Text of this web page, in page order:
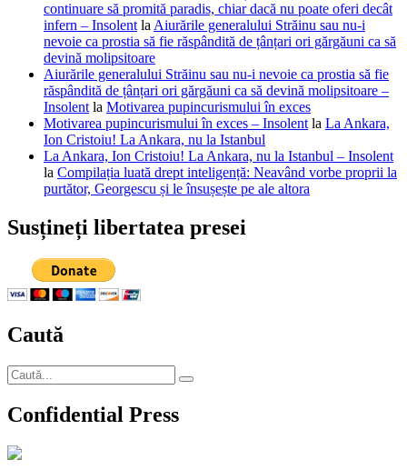
continuare să promită paradis, chiar dacă nu poate oferi decât
infern – Insolent la Aiurările generalului Străinu sau nu-i
nevoie ca prostia să fie răspândită de țânțari ori gărgăuni ca să
devină molipsitoare
Aiurările generalului Străinu sau nu-i nevoie ca prostia să fie
răspândită de țânțari ori gărgăuni ca să devină molipsitoare –
Insolent la Motivarea pupincurismului în exces
Motivarea pupincurismului în exces – Insolent la La Ankara,
Ion Cristoiu! La Ankara, nu la Istanbul
La Ankara, Ion Cristoiu! La Ankara, nu la Istanbul – Insolent
la Compilația luată drept inteligență: Neavând vorbe proprii la
purtător, Georgescu și le însușește pe ale altora
Susțineți libertatea presei
Caută
Caută
după:
Căutare
Confidential Press